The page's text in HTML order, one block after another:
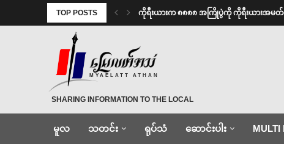
TOP POSTS ကိုရီးယားက ၈၈၈၈ အကြိုပွဲကို ကိုရီးယားအမ
MYAELATT ATHAN
SHARING INFORMATION TO THE LOCAL
မူလ သတင်း ရုပ်သံ ဆောင်းပါး MULTI